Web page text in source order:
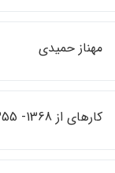
مهناز حميدي
كارهاي از 1368- 1355